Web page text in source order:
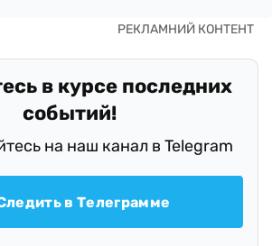
в курсе последних
событий!
на наш канал в Telegram
в Телеграмме